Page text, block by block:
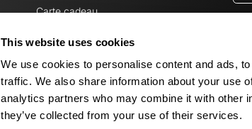
This website uses cookies
We use cookies to personalise content and ads,
traffic. We also share information about your use
analytics partners who may combine it with other
they’ve collected from your use of their services.
Carte cadeau